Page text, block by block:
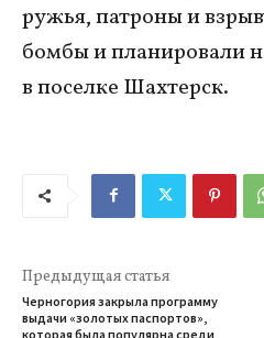
ружья, патроны и
бомбы и планировали
в поселке Шахтерск.
Предыдущая статья
Черногория закрыла программу
выдачи «золотых паспортов»,
которая была популярна среди